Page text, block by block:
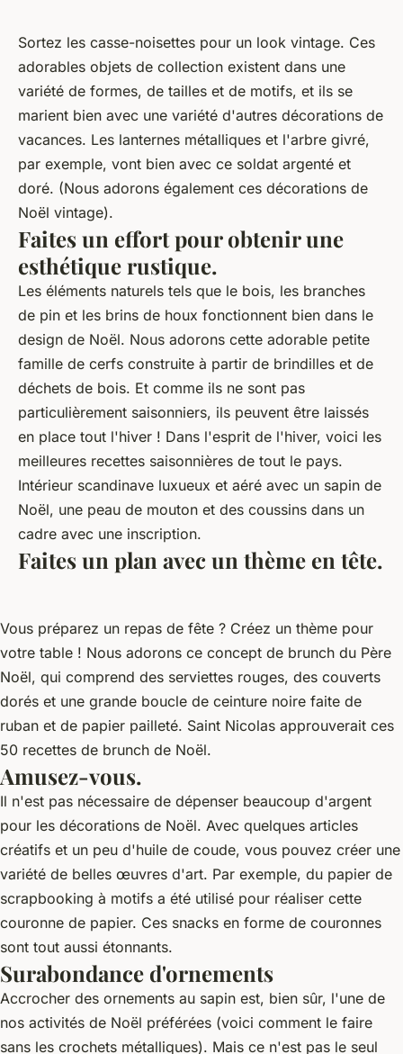
Sortez les casse-noisettes pour un look vintage. Ces
adorables objets de collection existent dans une
variété de formes, de tailles et de motifs, et ils se
marient bien avec une variété d'autres décorations de
vacances. Les lanternes métalliques et l'arbre givré,
par exemple, vont bien avec ce soldat argenté et
doré. (Nous adorons également ces décorations de
Noël vintage).
Faites un effort pour obtenir une
esthétique rustique.
Les éléments naturels tels que le bois, les branches
de pin et les brins de houx fonctionnent bien dans le
design de Noël. Nous adorons cette adorable petite
famille de cerfs construite à partir de brindilles et de
déchets de bois. Et comme ils ne sont pas
particulièrement saisonniers, ils peuvent être laissés
en place tout l'hiver ! Dans l'esprit de l'hiver, voici les
meilleures recettes saisonnières de tout le pays.
Intérieur scandinave luxueux et aéré avec un sapin de
Noël, une peau de mouton et des coussins dans un
cadre avec une inscription.
Faites un plan avec un thème en tête.
Vous préparez un repas de fête ? Créez un thème pour
votre table ! Nous adorons ce concept de brunch du Père
Noël, qui comprend des serviettes rouges, des couverts
dorés et une grande boucle de ceinture noire faite de
ruban et de papier pailleté. Saint Nicolas approuverait ces
50 recettes de brunch de Noël.
Amusez-vous.
Il n'est pas nécessaire de dépenser beaucoup d'argent
pour les décorations de Noël. Avec quelques articles
créatifs et un peu d'huile de coude, vous pouvez créer une
variété de belles œuvres d'art. Par exemple, du papier de
scrapbooking à motifs a été utilisé pour réaliser cette
couronne de papier. Ces snacks en forme de couronnes
sont tout aussi étonnants.
Surabondance d'ornements
Accrocher des ornements au sapin est, bien sûr, l'une de
nos activités de Noël préférées (voici comment le faire
sans les crochets métalliques). Mais ce n'est pas le seul